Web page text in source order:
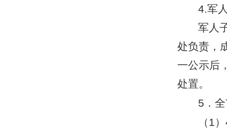
4.军
军人
处负责，
一公示后
处置。
5 ．
（1）